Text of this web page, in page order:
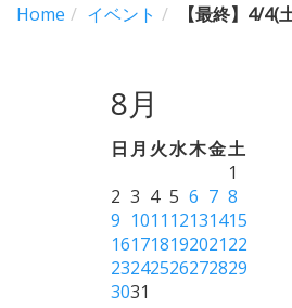
Home
イベント 【最終】4/
8月
日 月 火水木金土
1
2 3 4 5 6 7 8
9 1011 12131415
16171819202122
23242526272829
3031